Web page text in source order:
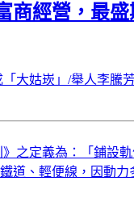
經營，最盛
大姑崁」/舉人李騰
之定義為：「鋪設
道、輕便線，因動